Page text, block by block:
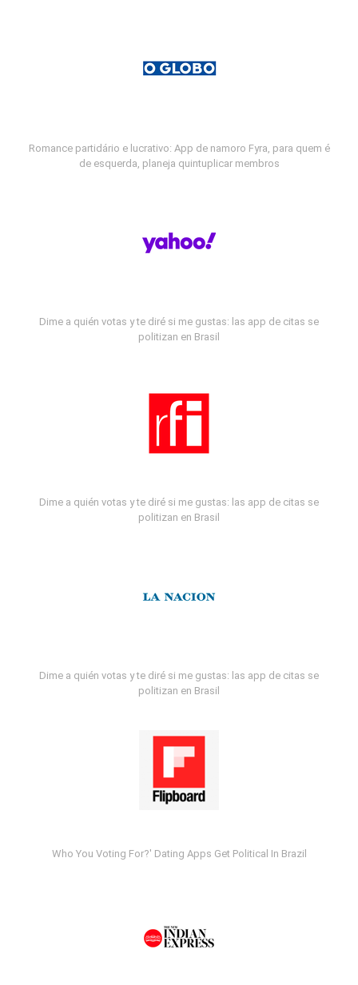
Romance partidário e lucrativo: App de namoro Fyra, para quem é
de esquerda, planeja quintuplicar membros
Dime a quién votas y te diré si me gustas: las app de citas se
politizan en Brasil
Dime a quién votas y te diré si me gustas: las app de citas se
politizan en Brasil
Dime a quién votas y te diré si me gustas: las app de citas se
politizan en Brasil
Who You Voting For?' Dating Apps Get Political In Brazil